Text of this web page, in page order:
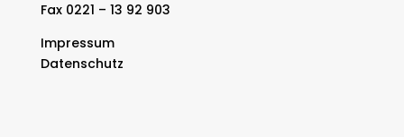
Fax 0221 – 13 92 903
Impressum
Datenschutz